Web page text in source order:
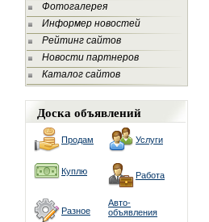
Фотогалерея
Информер новостей
Рейтинг сайтов
Новости партнеров
Каталог сайтов
Доска объявлений
Продам Услуги
Куплю Работа
Разное
Авто-
объявления